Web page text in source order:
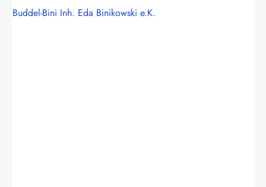
Buddel-Bini Inh. Eda Binikowski e.K.